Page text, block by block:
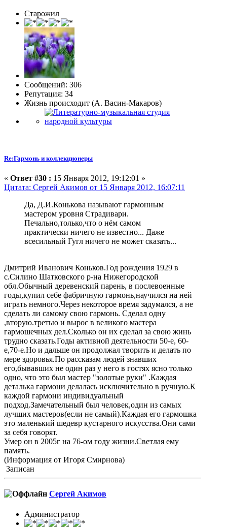
Старожил
Сообщений: 306
Репутация: 34
Жизнь происходит (А. Васин-Макаров)
Re:Гармонь и коллекционеры
« Ответ #30 : 15 Января 2012, 19:12:01 »
Цитата: Сергей Акимов от 15 Января 2012, 16:07:11
Да, Д.И.Конькова называют гармонным
мастером уровня Страдивари.
Печально,только,что о нём самом
практически ничего не известно... Даже
всесильный Гугл ничего не может сказать...
Дмитрий Иванович Коньков.Год рождения 1929 в
с.Силино Шатковского р-на Нижегородской
обл.Обычный деревенский парень, в послевоенные
годы,купил себе фабричную гармонь,научился на ней
играть немного.Через некоторое время задумался, а не
сделать ли самому свою гармонь. Сделал одну
,вторую.третью и вырос в великого мастера
гармошечных дел.Сколько он их сделал за свою жинь
трудно сказать.Годы активной деятельности 50-е, 60-
е,70-е.Но и дальше он продолжал творить и делать по
мере здоровья.По рассказам людей знавших
его,бывавших не один раз у него в гостях ясно только
одно, что это был мастер "золотые руки" .Каждая
деталька гармони делалась исключительно в ручную.К
каждой гармони индивидуальный
подход.Замечательный был человек,один из самых
лучших мастеров(если не самый).Каждая его гармошка
это маленький шедевр кустарного искусства.Они сами
за себя говорят.
Умер он в 2005г на 76-ом году жизни.Светлая ему
память.
(Информация от Игоря Смирнова)
Записан
Сергей Акимов
Администратор